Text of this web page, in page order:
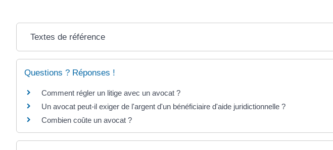
Textes de référence
Questions ? Réponses !
Comment régler un litige avec un avocat ?
Un avocat peut-il exiger de l'argent d'un bénéficiaire d'aide juridictionnelle ?
Combien coûte un avocat ?